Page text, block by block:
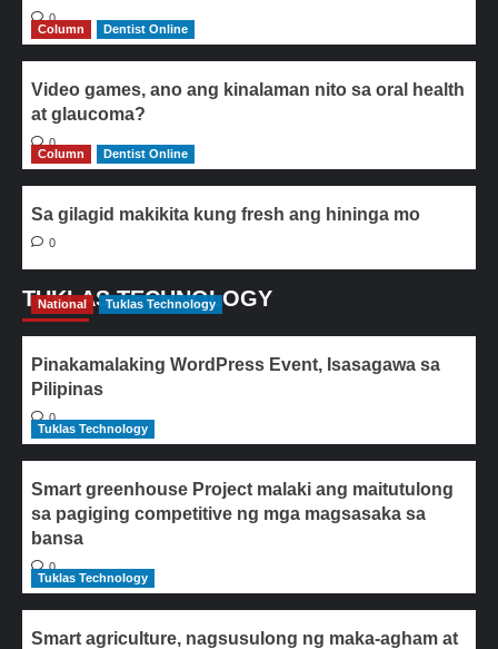
0
Column
Dentist Online
Video games, ano ang kinalaman nito sa oral health
at glaucoma?
0
Column
Dentist Online
Sa gilagid makikita kung fresh ang hininga mo
0
TUKLAS TECHNOLOGY
National Tuklas Technology
Pinakamalaking WordPress Event, Isasagawa sa
Pilipinas
0
Tuklas Technology
Smart greenhouse Project malaki ang maitutulong
sa pagiging competitive ng mga magsasaka sa
bansa
0
Tuklas Technology
Smart agriculture, nagsusulong ng maka-agham at